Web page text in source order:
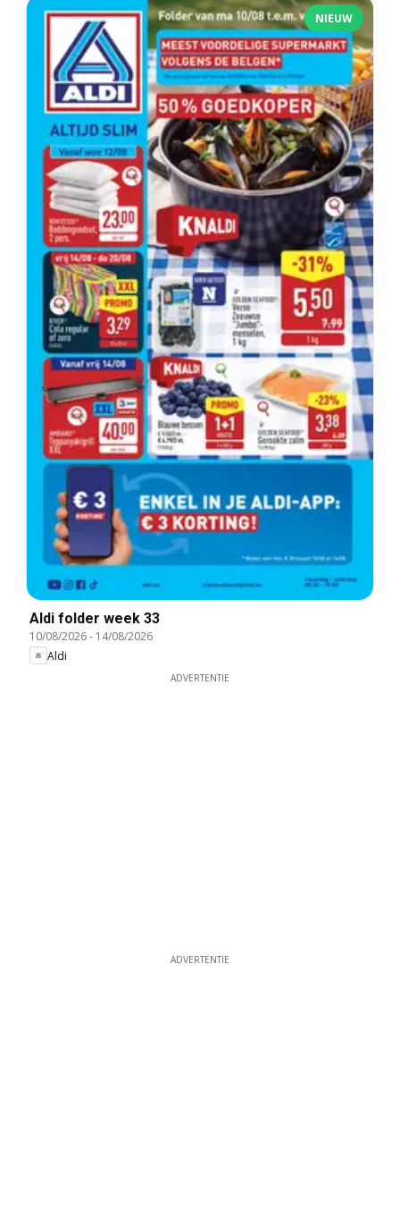
NIEUW
Aldi folder week 33
10/08/2026- 14/08/2026
Aldi
ADVERTENTIE
ADVERTENTIE